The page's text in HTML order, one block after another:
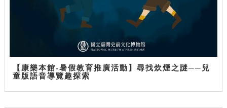
【康樂本館-暑假教育推廣活動】尋找炊煙之謎──兒
童版語音導覽趣探索